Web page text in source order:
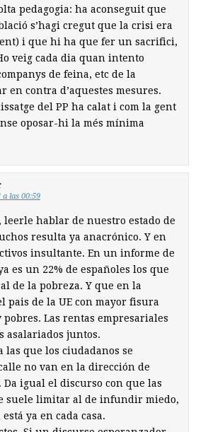
pedagogia: ha aconseguit que
s’hagi cregut que la crisi era
i que hi ha que fer un sacrifici,
veig cada dia quan intento
de feina, etc de la
en contra d’aquestes mesures.
del PP ha calat i com la gent
oposar-hi la més mínima
a las 00:59
leerle hablar de nuestro estado de
resulta ya anacrónico. Y en
insultante. En un informe de
es un 22% de españoles los que
de la pobreza. Y que en la
pais de la UE con mayor fisura
Las rentas empresariales
asalariados juntos.
las que los ciudadanos se
no van en la dirección de
igual el discurso con que las
suele limitar al de infundir miedo,
ya en cada casa.